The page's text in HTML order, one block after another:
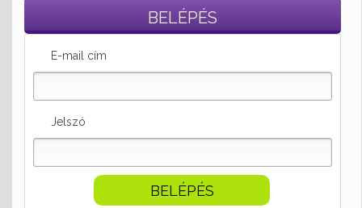
BELÉPÉS
E-mail cím
Jelszó